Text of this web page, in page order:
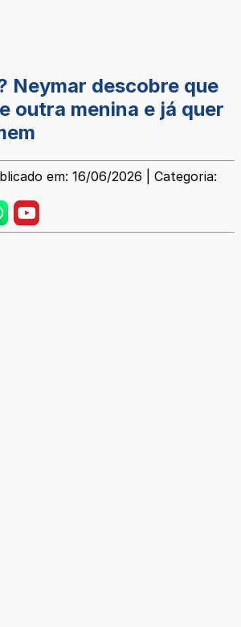
Neymar descobre que
outra menina e já quer
em: 16/06/2026 | Categoria: